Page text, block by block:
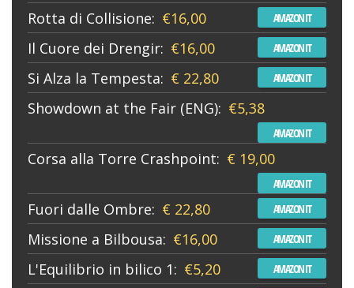
Rotta di Collisione: €16,00 AMAZON IT
Il Cuore dei Drengir: €16,00 AMAZON IT
Si Alza la Tempesta: € 22,80 AMAZON IT
Showdown at the Fair (ENG): €5,38
AMAZON IT
Corsa alla Torre Crashpoint: € 19,00
AMAZON IT
Fuori dalle Ombre: € 22,80 AMAZON IT
Missione a Bilbousa: €16,00 AMAZON IT
L'Equilibrio in bilico 1: €5,20 AMAZON IT